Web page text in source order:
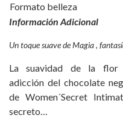
Formato belleza
Información Adicional
Un toque suave de Magia ,
La suavidad de la
adiccióndel chocolate
de Women´Secret
secreto…